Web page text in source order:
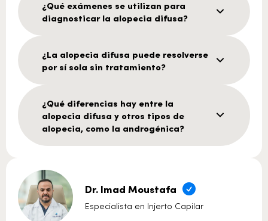
¿Qué exámenes se utilizan para
diagnosticar la alopecia difusa?
¿La alopecia difusa puede resolverse
por sí sola sin tratamiento?
¿Qué diferencias hay entre la
alopecia difusa y otros tipos de
alopecia, como la androgénica?
Dr. Imad Moustafa
Especialista en Injerto Capilar